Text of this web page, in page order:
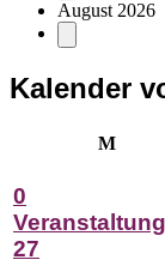
August 2026
Kalender
M
0
27